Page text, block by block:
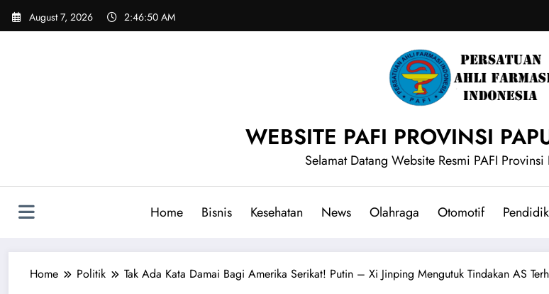
Skip
August 7, 2026 2:46:52 AM
WEBSITE PAFI PROVINSI
Selamat Datang Website Resmi PAFI Provinsi
Home Bisnis Kesehatan News Olahraga Otomotif
Home Politik Tak Ada Kata Damai Bagi Amerika Serikat! Putin – Xi Jinping Mengutuk Tindakan AS